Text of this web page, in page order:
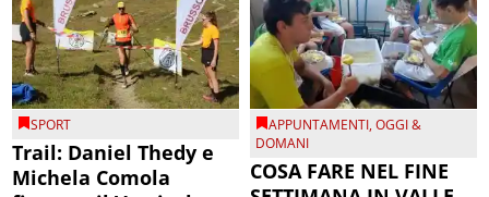
SPORT
Trail: Daniel Thedy e
Michela Comola
APPUNTAMENTI,OGGI &
DOMANI
COSA FARE NEL FINE